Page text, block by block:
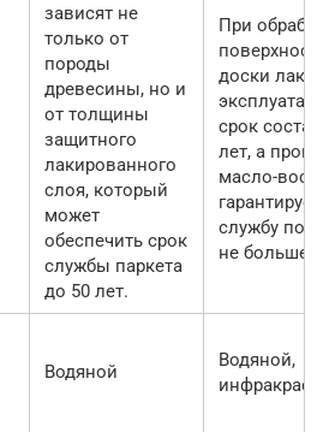
зависят не
только от
породы
древесины, но и
от толщины
защитного
лакированного
слоя, который
может
обеспечить срок
службы паркета
до 50 лет.
При
поверхности
доски
срок
лет, а
масло-
гарантирует
службу
не больше
Водяной
Водяной,